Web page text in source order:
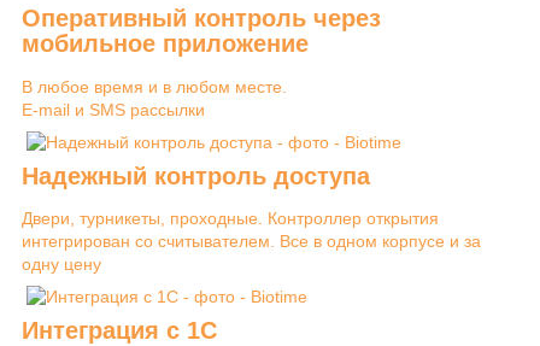
Оперативный контроль через
мобильное приложение
В любое время и в любом месте.
E-mail и SMS рассылки
Надежный контроль доступа
Двери, турникеты, проходные. Контроллер открытия
интегрирован со считывателем. Все в одном корпусе и за
одну цену
Интеграция с 1С